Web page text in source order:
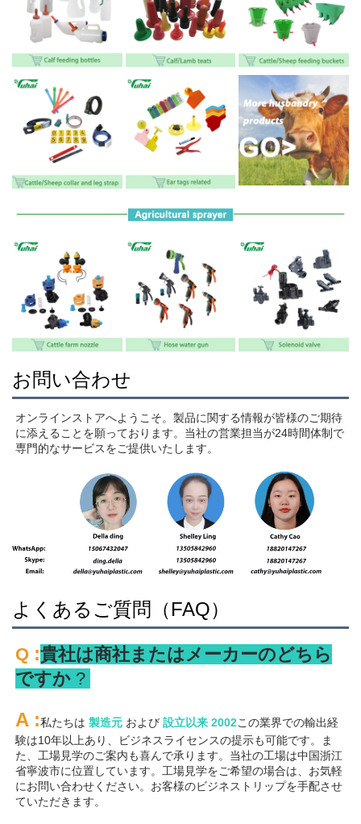
お問い合わせ
オンラインストアへようこそ。製品に関する情報が皆様のご期待
に添えることを願っております。当社の営業担当が24時間体制で
専門的なサービスをご提供いたします。
よくあるご質問（FAQ）
Q :貴社は商社またはメーカーのどちら
ですか ?
A :私たちは 製造元 および 設立以来 2002この業界での輸出経
験は10年以上あり、ビジネスライセンスの提示も可能です。ま
た、工場見学のご案内も喜んで承ります。当社の工場は中国浙江
省寧波市に位置しています。工場見学をご希望の場合は、お気軽
にお問い合わせください。お客様のビジネストリップを手配させ
ていただきます。